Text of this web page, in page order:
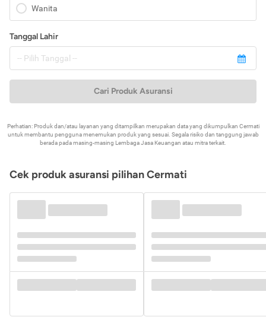
Wanita
Tanggal Lahir
Cari Produk Asuransi
Perhatian: Produk dan/atau layanan yang ditampilkan merupakan data yang dikumpulkan Cermati
untuk membantu pengguna menemukan produk yang sesuai. Segala risiko dan tanggung jawab
berada pada masing-masing Lembaga Jasa Keuangan atau mitra terkait.
Cek produk asuransi pilihan Cermati